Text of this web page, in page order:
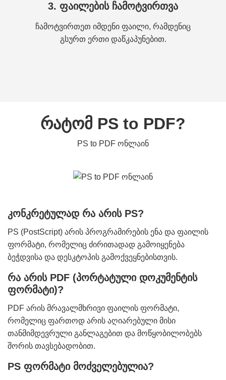
3. ფაილების ჩამოტვირთვა
ჩამოტვირთეთ იმდენი ფაილი, რამდენიც
გსურთ ერთი დაწკაპუნებით.
რატომ PS to PDF?
PS to PDF ონლაინ
კონკრეტულად რა არის PS?
PS (PostScript) არის პროგრამირების ენა და ფაილის
ფორმატი, რომელიც ძირითადად გამოიყენება
ბეჭდვისა და დესკტოპის გამოქვეყნებისთვის.
რა არის PDF (პორტატული დოკუმენტის
ფორმატი)?
PDF არის მრავალმხრივი ფაილის ფორმატი,
რომელიც ფართოდ არის აღიარებული მისი
თანმიმდევრული განლაგებით და მოწყობილობებს
შორის თავსებადობით.
PS ფორმატი მოძველებულია?